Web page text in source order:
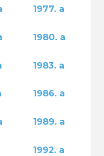
1977. a
1980. a
1983. a
1986. a
1989. a
1992. a